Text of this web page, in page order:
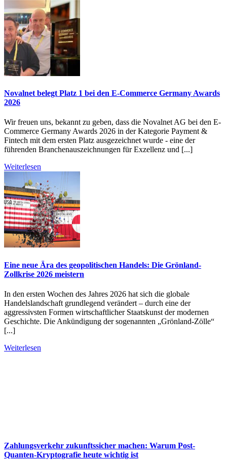
Novalnet belegt Platz 1 bei den E-Commerce Germany Awards
2026
Wir freuen uns, bekannt zu geben, dass die Novalnet AG bei den E-
Commerce Germany Awards 2026 in der Kategorie Payment &
Fintech mit dem ersten Platz ausgezeichnet wurde - eine der
führenden Branchenauszeichnungen für Exzellenz und [...]
Weiterlesen
Eine neue Ära des geopolitischen Handels: Die Grönland-
Zollkrise 2026 meistern
In den ersten Wochen des Jahres 2026 hat sich die globale
Handelslandschaft grundlegend verändert – durch eine der
aggressivsten Formen wirtschaftlicher Staatskunst der modernen
Geschichte. Die Ankündigung der sogenannten „Grönland-Zölle“
[...]
Weiterlesen
Zahlungsverkehr zukunftssicher machen: Warum Post-
Quanten-Kryptografie heute wichtig ist